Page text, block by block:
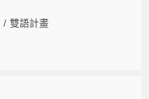
/ 雙語計畫